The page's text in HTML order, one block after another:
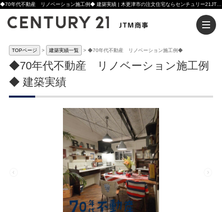
TOPページ 建築実績一覧 ◆70年代不動産 リノベーション施工例◆
◆70年代不動産 リノベーション施工例
◆ 建築実績